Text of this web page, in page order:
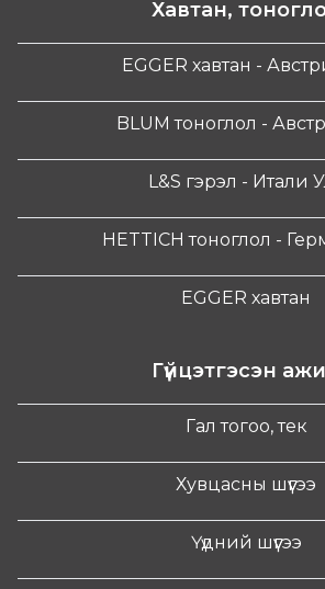
Хавтан,
EGGER хавтан -
BLUM тоноглол -
L&S гэрэл - Итали
HETTICH тоноглол -
EGGER хавтан
Гүйцэтгэсэн
Гал тогоо, тек
Хувцасны шүүгээ
Үүдний шүүгээ